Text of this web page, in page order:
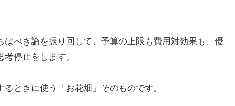
べき論を振り回して、予算の上限も費用対効果も、優
停止をします。
ときに使う「お花畑」そのものです。